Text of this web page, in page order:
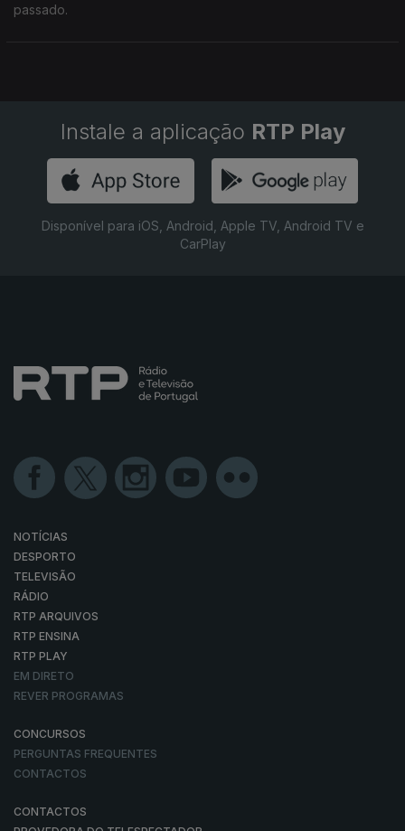
passado.
Instale a aplicação RTP Play
Disponível para iOS, Android, Apple TV, Android TV e
CarPlay
NOTÍCIAS
DESPORTO
TELEVISÃO
RÁDIO
RTP ARQUIVOS
RTP ENSINA
RTP PLAY
EM DIRETO
REVER PROGRAMAS
CONCURSOS
PERGUNTAS FREQUENTES
CONTACTOS
CONTACTOS